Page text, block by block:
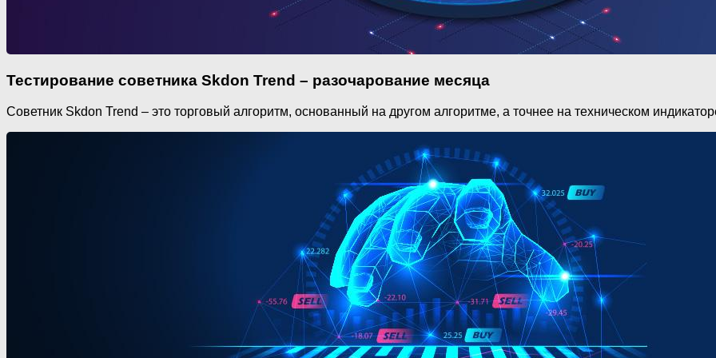
Тестирование советника Skdon Trend – разочарование месяца
Советник Skdon Trend – это торговый алгоритм, основанный на другом алгоритме, а точнее на техническом